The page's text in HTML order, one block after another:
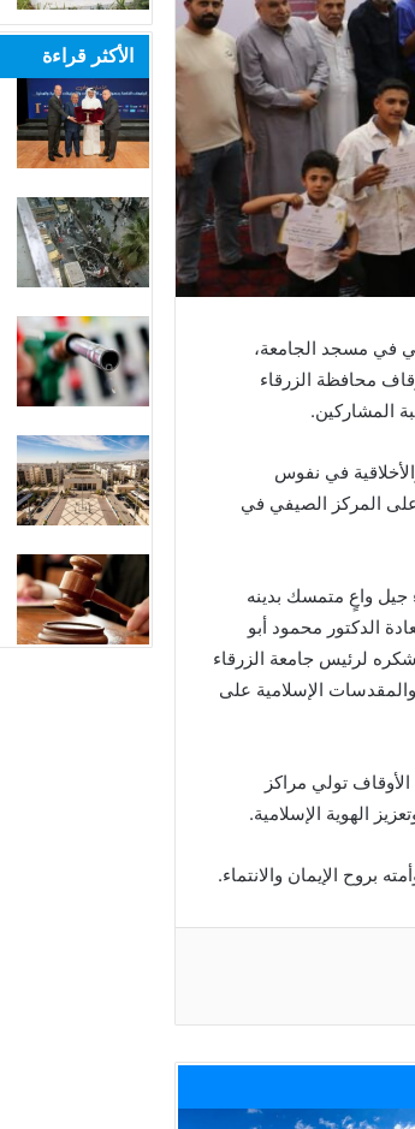
الصيفي القرآني في مسجد الجامعة،
محافظة الزرقاء
المشاركين.
في نفوس
على المركز الصيفي في
جيل واعٍ متمسك بدينه
الدكتور محمود أبو
لرئيس جامعة الزرقاء
الإسلامية على
تولي مراكز
الهوية الإسلامية.
بروح الإيمان والانتماء.
الأكثر قراءة